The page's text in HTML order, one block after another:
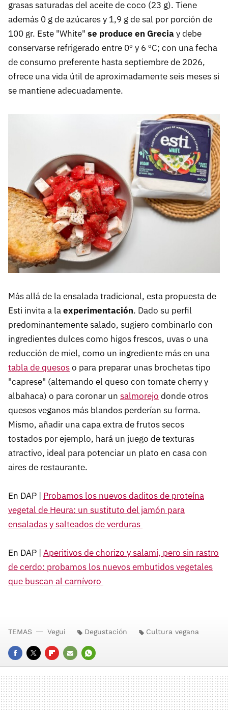
grasas saturadas del aceite de coco (23 g). Tiene
además 0 g de azúcares y 1,9 g de sal por porción de
100 gr. Este "White" se produce en Greciay debe
conservarse refrigerado entre 0º y 6 ºC; con una fecha
de consumo preferente hasta septiembre de 2026,
ofrece una vida útil de aproximadamente seis meses si
se mantiene adecuadamente.
Más allá de la ensalada tradicional, esta propuesta de
Esti invita a laexperimentación. Dado su perfil
predominantemente salado, sugiero combinarlo con
ingredientes dulces como higos frescos, uvas o una
reducción de miel, como un ingrediente más en una
tabla de quesoso para preparar unas brochetas tipo
"caprese" (alternando el queso con tomate cherry y
albahaca) o para coronar un salmorejo donde otros
quesos veganos más blandos perderían su forma.
Mismo, añadir una capa extra de frutos secos
tostados por ejemplo, hará un juego de texturas
atractivo, ideal para potenciar un plato en casa con
aires de restaurante.
En DAP | Probamos los nuevos daditos de proteína
vegetal de Heura: un sustituto del jamón para
ensaladas y salteados de verduras
En DAP | Aperitivos de chorizo y salami, pero sin rastro
de cerdo: probamos los nuevos embutidos vegetales
que buscan al carnívoro
FACEBOOK
TWITTERFLIPBOARD
E-
MAIL
WHATSAPP
TEMAS Vegui Degustación Cultura vegana